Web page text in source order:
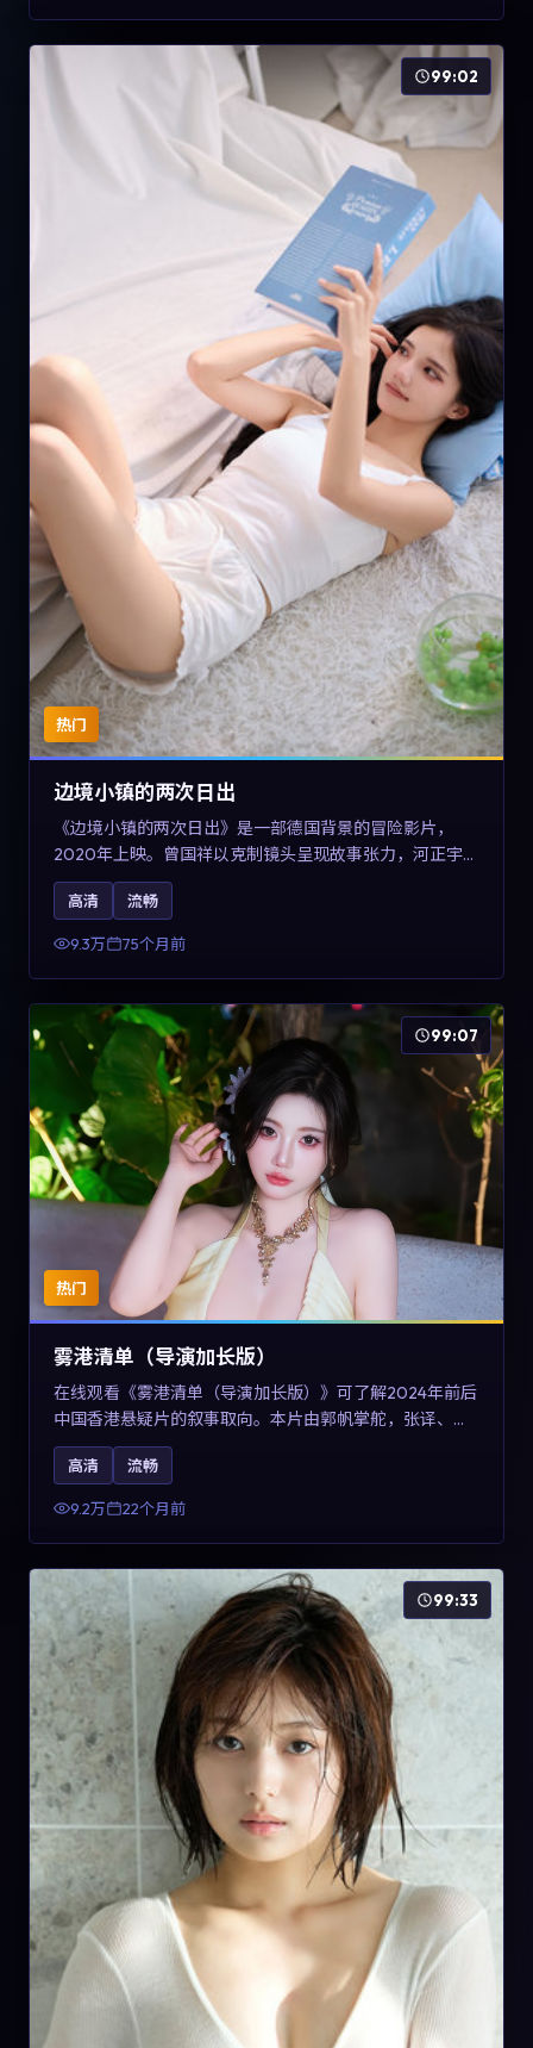
热门
99:02
边境小镇的两次日出
《边境小镇的两次日出》是一部德国背景的冒险影片，
2020年上映。曾国祥以克制镜头呈现故事张力，河正宇、
孙俪与任素汐的对手戏可圈可点。剧情层面在战争余波中
刻画小人物的尊严与信念，对关注导演风格与演员阵容的
观众具有检索与收藏价值。
高清 流畅
9.3万 75个月前
热门
99:07
雾港清单（导演加长版）
在线观看《雾港清单（导演加长版）》可了解2024年前后
中国香港悬疑片的叙事取向。本片由郭帆掌舵，张译、王
景春与咏梅主演，情节通过音乐与声音设计强化情绪张
力，兼具娱乐性与讨论空间，适合作为片单补充与类型对
比参考。
高清 流畅
9.2万 22个月前
99:33